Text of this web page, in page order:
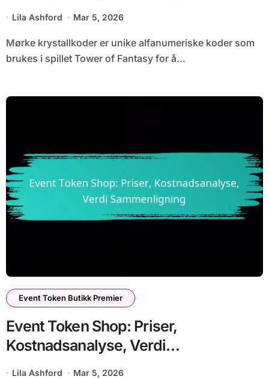
Lila Ashford Mar 5, 2026
Mørke krystallkoder er unike alfanumeriske koder som
brukes i spillet Tower of Fantasy for å...
Event Token Butikk Premier
Event Token Shop: Priser,
Kostnadsanalyse, Verdi
Sammenligning
Lila Ashford Mar 5, 2026